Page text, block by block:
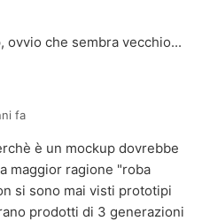
ovvio che sembra vecchio...
fa
è un mockup dovrebbe
maggior ragione "roba
si sono mai visti prototipi
prodotti di 3 generazioni